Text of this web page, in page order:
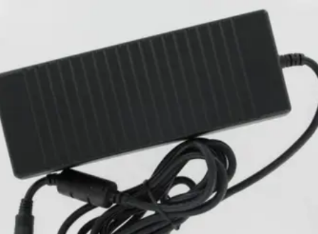
TendancesTutoriels
Shopping Tendances